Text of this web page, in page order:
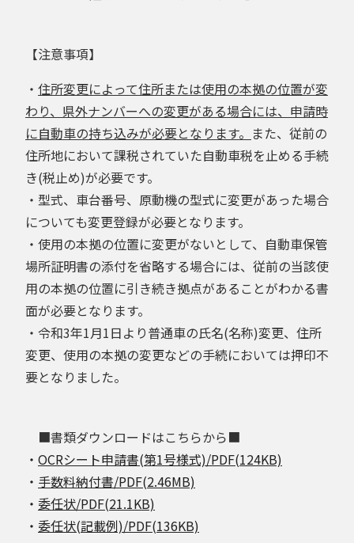
【注意事項】
・ 住所変更によって住所または使用の本拠の位置が変
わり、県外ナンバーへの変更がある場合には、申請時
に自動車の持ち込みが必要となります。 また、従前の
住所地において課税されていた自動車税を止める手続
き(税止め)が必要です。
・型式、車台番号、原動機の型式に変更があった場合
についても変更登録が必要となります。
・使用の本拠の位置に変更がないとして、自動車保管
場所証明書の添付を省略する場合には、従前の当該使
用の本拠の位置に引き続き拠点があることがわかる書
面が必要となります。
・令和3年1月1日より普通車の氏名(名称)変更、住所
変更、使用の本拠の変更などの手続においては押印不
要となりました。
■書類ダウンロードはこちらから■
・ OCRシート申請書(第1号様式)/PDF(124KB)
・ 手数料納付書/PDF(2.46MB)
・ 委任状/PDF(21.1KB)
・ 委任状(記載例)/PDF(136KB)